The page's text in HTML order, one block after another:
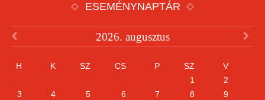
ESEMÉNYNAPTÁR
2026. augusztus
H K SZ CS P SZ
V
1
2
3
4 5 6 7 8
9